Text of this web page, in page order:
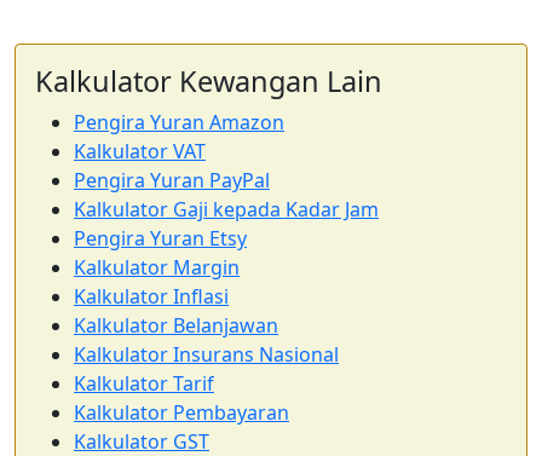
Kalkulator Kewangan Lain
Pengira Yuran Amazon
Kalkulator VAT
Pengira Yuran PayPal
Kalkulator Gaji kepada Kadar Jam
Pengira Yuran Etsy
Kalkulator Margin
Kalkulator Inflasi
Kalkulator Belanjawan
Kalkulator Insurans Nasional
Kalkulator Tarif
Kalkulator Pembayaran
Kalkulator GST